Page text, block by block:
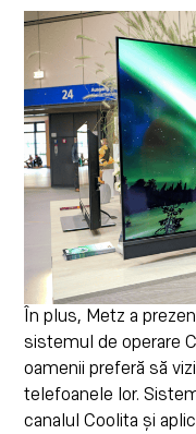
În plus, Metz a
sistemul de operare
oamenii preferă să
telefoanele lor.
canalul Coolita și